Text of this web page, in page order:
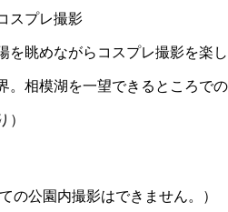
スプレ撮影
眺めながらコスプレ撮影を楽し
相模湖を一望できるところで
）
の公園内撮影はできません。）